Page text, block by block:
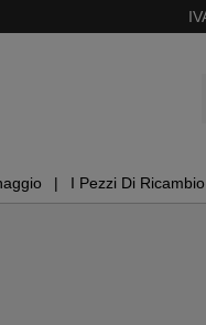
I Pezzi Di Ricambio